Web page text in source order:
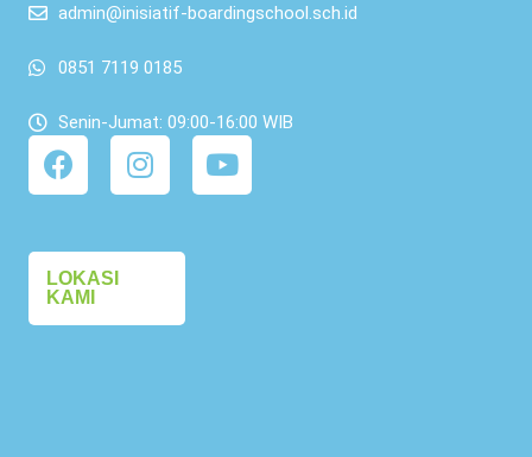
admin@inisiatif-boardingschool.sch.id
0851 7119 0185
Senin-Jumat: 09:00-16:00 WIB
LOKASI
KAMI